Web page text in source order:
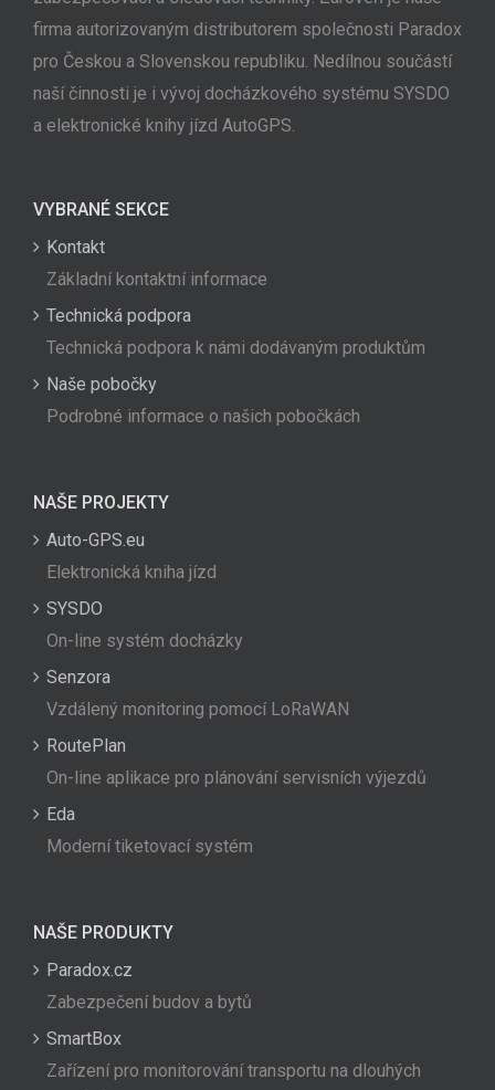
firma autorizovaným distributorem společnosti Paradox
pro Českou a Slovenskou republiku. Nedílnou součástí
naší činnosti je i vývoj docházkového systému SYSDO
a elektronické knihy jízd AutoGPS.
VYBRANÉ SEKCE
Kontakt
Základní kontaktní informace
Technická podpora
Technická podpora k námi dodávaným produktům
Naše pobočky
Podrobné informace o našich pobočkách
NAŠE PROJEKTY
Auto-GPS.eu
Elektronická kniha jízd
SYSDO
On-line systém docházky
Senzora
Vzdálený monitoring pomocí LoRaWAN
RoutePlan
On-line aplikace pro plánování servisních výjezdů
Eda
Moderní tiketovací systém
NAŠE PRODUKTY
Paradox.cz
Zabezpečení budov a bytů
SmartBox
Zařízení pro monitorování transportu na dlouhých